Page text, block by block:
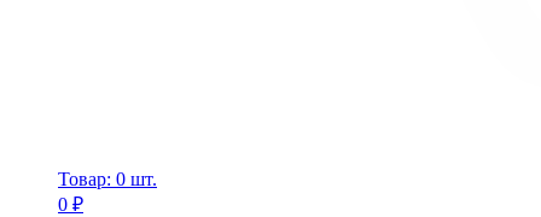
Товар: 0 шт.
0 ₽